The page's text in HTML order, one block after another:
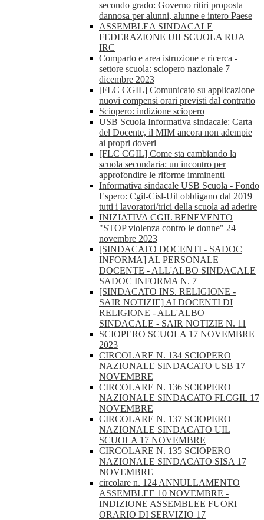
secondo grado: Governo ritiri proposta
dannosa per alunni, alunne e intero Paese
ASSEMBLEA SINDACALE
FEDERAZIONE UILSCUOLA RUA
IRC
Comparto e area istruzione e ricerca -
settore scuola: sciopero nazionale 7
dicembre 2023
[FLC CGIL] Comunicato su applicazione
nuovi compensi orari previsti dal contratto
Sciopero: indizione sciopero
USB Scuola Informativa sindacale: Carta
del Docente, il MIM ancora non adempie
ai propri doveri
[FLC CGIL] Come sta cambiando la
scuola secondaria: un incontro per
approfondire le riforme imminenti
Informativa sindacale USB Scuola - Fondo
Espero: Cgil-Cisl-Uil obbligano dal 2019
tutti i lavoratori/trici della scuola ad aderire
INIZIATIVA CGIL BENEVENTO
"STOP violenza contro le donne" 24
novembre 2023
[SINDACATO DOCENTI - SADOC
INFORMA] AL PERSONALE
DOCENTE - ALL'ALBO SINDACALE
SADOC INFORMA N. 7
[SINDACATO INS. RELIGIONE -
SAIR NOTIZIE] AI DOCENTI DI
RELIGIONE - ALL'ALBO
SINDACALE - SAIR NOTIZIE N. 11
SCIOPERO SCUOLA 17 NOVEMBRE
2023
CIRCOLARE N. 134 SCIOPERO
NAZIONALE SINDACATO USB 17
NOVEMBRE
CIRCOLARE N. 136 SCIOPERO
NAZIONALE SINDACATO FLCGIL 17
NOVEMBRE
CIRCOLARE N. 137 SCIOPERO
NAZIONALE SINDACATO UIL
SCUOLA 17 NOVEMBRE
CIRCOLARE N. 135 SCIOPERO
NAZIONALE SINDACATO SISA 17
NOVEMBRE
circolare n. 124 ANNULLAMENTO
ASSEMBLEE 10 NOVEMBRE -
INDIZIONE ASSEMBLEE FUORI
ORARIO DI SERVIZIO 17